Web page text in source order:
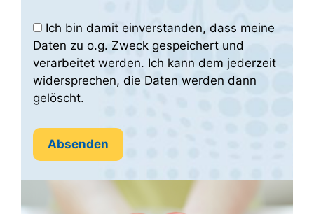
Ich bin damit einverstanden, dass meine
Daten zu o.g. Zweck gespeichert und
verarbeitet werden. Ich kann dem jederzeit
widersprechen, die Daten werden dann
gelöscht.